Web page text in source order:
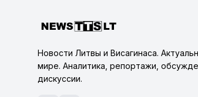
Новости Литвы и Висагинаса.
мире. Аналитика, репортажи,
дискуссии.